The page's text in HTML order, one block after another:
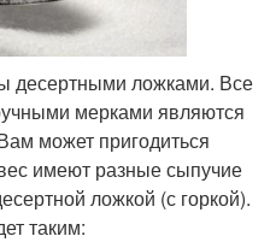
десертными ложками. Все
мерками являются
может пригодиться
имеют разные сыпучие
ложкой (с горкой).
таким: